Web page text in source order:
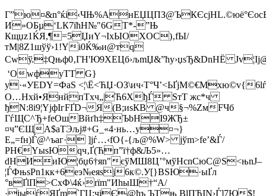
И»ОБµ‘LК7їћH№"6GT*-”Њ
Кщџz1ЌЯ,¶=5ЏиY¬ІхЫOXОC)‚fЫ/
тM|8Z1шўў›1!Yі0Ќ‰и@тq
Сwў.‡Qњф0‚ГH'Ю9ХЕЦб›љmЏ&”ћy›џѕЂ&DnHЁ
‘OwфуTТ G}
у·«УЕDY=ФaS <¦\Ё<ЋЏ·OЗ\ич‹Т°Ч’<ЬҐjM©€Mxю©v{
O…Hхй•ЯнйпTxч„|Ћ6ХђЃ ЅтT жc*ч
ђN:8і9¦YјфIгFҐD¬Я(B;иsКB @ч§¬%ZмFЧб
ГѓЩС^Ђ+fеОшВйґh‡ЪbHІ9ЖЂ±
¤ч”ЄЩА$аТЭљј#+G_«4·нь…y¤¬}
Е„=fн)Ѓ@^ъаг· ]јѓ…‹fО{-{љ@%W> јўm>fe’&Ѓ/
РН€YыsЮqч‚Ґ(Ћп”ї†ф&Љ5»…
dНИиЮ¦бџ6†яn"єўMШ8Ц’°мўНcnСюС@Ѕ<њnJ–
¦ЃФњsPn1кк+6еэ№eяѕj6к©.У[}BЅЮ·ыҐл
°вҐlП>CхФ\4ќ›rїm"ИhыШ†“А/
·јыѓЯҐm`ГЦ:чіЄ@ћъ ЪТњ BlПЋІN›Ѓ]7Ю$!